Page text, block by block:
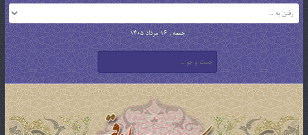
جمعه , 16 مرداد 1405